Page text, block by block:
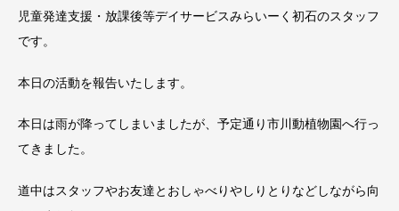
児童発達支援・放課後等デイサービスみらいーく初石のスタッフ
です。
本日の活動を報告いたします。
本日は雨が降ってしまいましたが、予定通り市川動植物園へ行っ
てきました。
道中はスタッフやお友達とおしゃべりやしりとりなどしながら向